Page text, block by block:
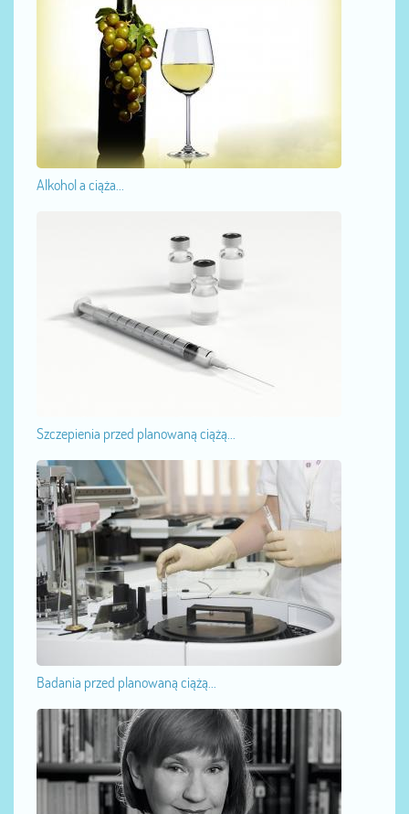
Alkohol a ciąża...
Szczepienia przed planowaną ciążą...
Badania przed planowaną ciążą...